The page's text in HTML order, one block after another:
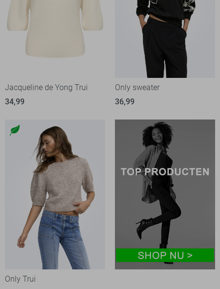
Jacqueline de Yong Trui
34,99
Only sweater
36,99
Only Trui